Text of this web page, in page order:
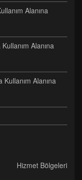
Alanına
Alanına
Alanına
Hizmet Bölgeleri